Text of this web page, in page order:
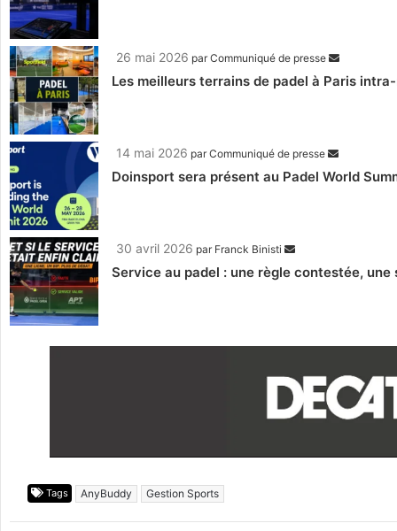
26 mai 2026 parCommuniqué de presse
Les meilleurs terrains de padel à Paris
14 mai 2026 parCommuniqué de presse
Doinsport sera présent au Padel World
30 avril 2026 par Franck Binisti
Service au padel : une règle contestée,
Tags AnyBuddy Gestion Sports